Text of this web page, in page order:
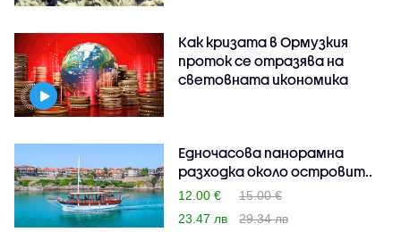
Как кризата в Ормузкия
проток се отразява на
световната икономика
Едночасова панорамна
разходка около островит..
12.00 €
15.00 €
23.47 лв
29.34 лв